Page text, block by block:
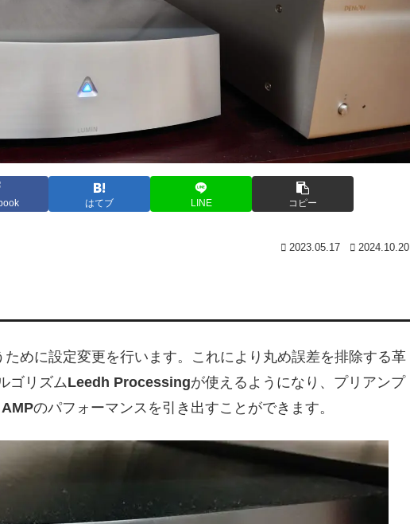
はてブ LINE コピー
2023.05.17 2024.10.20
ために設定変更を行います。これにより丸め誤差を排除する革
ゴリズムLeedh Processingが使えるようになり、プリアンプ
のパフォーマンスを引き出すことができます。